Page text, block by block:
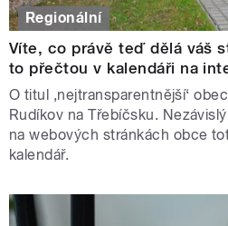
Regionální
Víte, co právě teď dělá váš
to přečtou v kalendáři na
O titul ‚nejtransparentnější‘
Rudíkov na Třebíčsku.
na webových stránkách obce
kalendář.